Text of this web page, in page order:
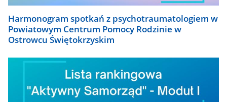
Harmonogram spotkań z psychotraumatologiem w
Powiatowym Centrum Pomocy Rodzinie w
Ostrowcu Świętokrzyskim